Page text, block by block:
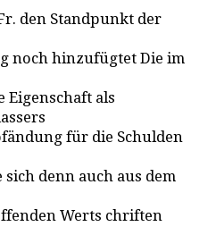
den Standpunkt der
noch hinzufügtet Die im
als
für die Schulden
denn auch aus dem
Werts chriften